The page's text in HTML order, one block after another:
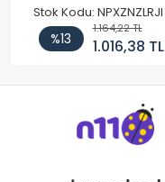
Stok Kodu: NPXZNZLRJI
%13
1.164,22 TL
1.016,38 TL